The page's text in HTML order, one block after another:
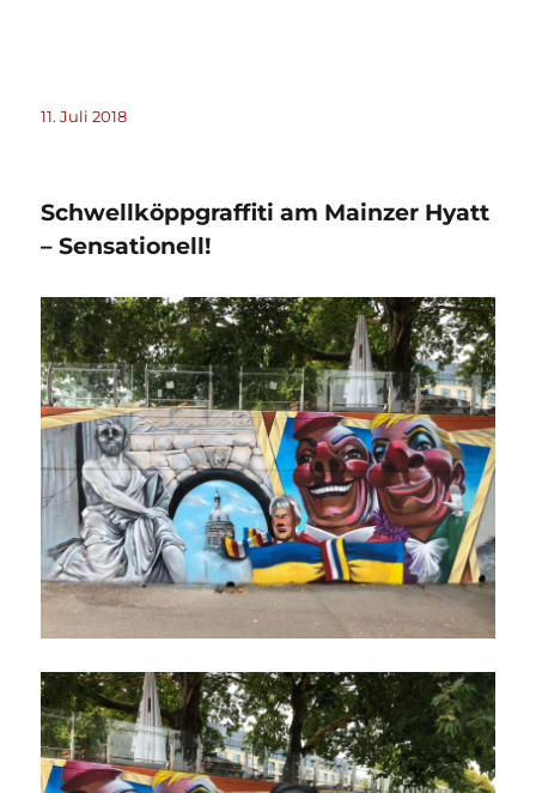
Veröffentlicht
11. Juli 2018
Schwellköppgraffiti am Mainzer Hyatt
– Sensationell!